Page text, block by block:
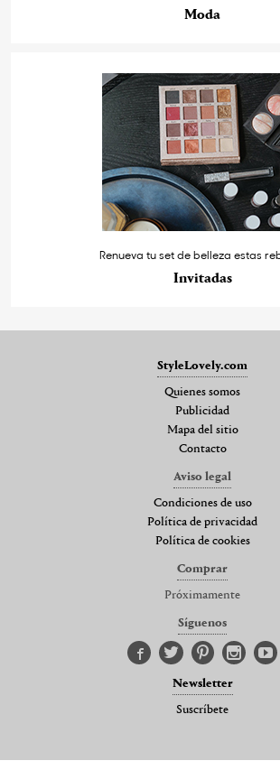
Moda
Renueva tu set de belleza estas
Invitadas
StyleLovely.com
Quienes somos
Publicidad
Mapa del sitio
Contacto
Aviso legal
Condiciones de uso
Política de privacidad
Política de cookies
Comprar
Próximamente
Síguenos
Newsletter
Suscríbete